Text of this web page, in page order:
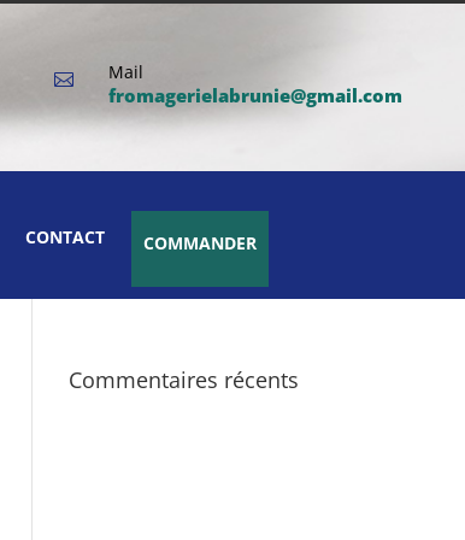
 Mail
fromagerielabrunie@gmail.com
CONTACT COMMANDER
Commentaires récents